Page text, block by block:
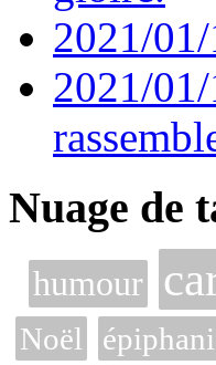
2021/
2021/
Nuage de
humour
Noël